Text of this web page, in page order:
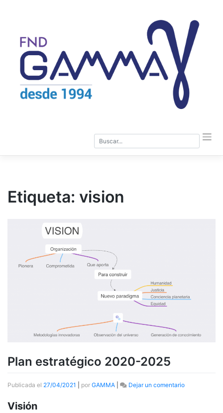
Etiqueta: vision
Plan estratégico 2020-2025
Publicada el 27/04/2021 por GAMMA Dejar un comentarioen
Visión